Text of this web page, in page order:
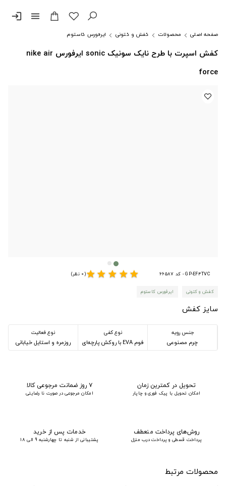
menu
login
صفحه اصلی محصولات کفش و کتونی ایرفورس کاستوم
کفش اسپرت با طرح نایک سونیک sonic ایرفورس nike air
force
GP-EF4TVC - کد 66587 star
star
star
star
star(0 نظر)
کفش و کتونی ایرفورس کاستوم
سایز کفش
جنس رویه
چرم مصنوعی
نوع کفی
فوم EVA با روکش پارچه‌ای
نوع فعالیت
روزمره و استایل خیابانی
تحویل در کمترین زمان
امکان تحویل با پیک فوری و چاپار
۷ روز ضمانت مرجوعی کالا
امکان مرجوعی در صورت نا رضایتی
روش‌های پرداخت منعطف
پرداخت قسطی و پرداخت درب منزل
خدمات پس از خرید
پشتیبانی از شنبه تا چهارشنبه 9 الی 18
محصولات مرتبط